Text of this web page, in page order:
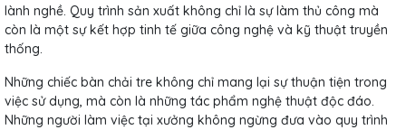
lành nghề. Quy trình sản xuất không chỉ là sự làm thủ công mà
còn là một sự kết hợp tinh tế giữa công nghệ và kỹ thuật truyền
thống.
Những chiếc bàn chải tre không chỉ mang lại sự thuận tiện trong
việc sử dụng, mà còn là những tác phẩm nghệ thuật độc đáo.
Những người làm việc tại xưởng không ngừng đưa vào quy trình